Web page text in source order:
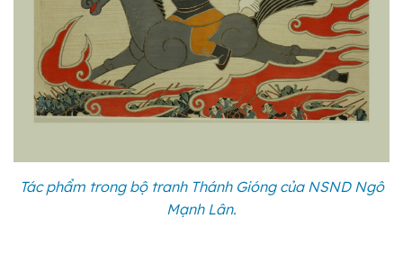
Tác phẩm trong bộ tranh Thánh Gióng của NSND Ngô
Mạnh Lân.